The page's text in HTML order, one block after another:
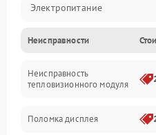
Электропитание
Измерения
Матрица
Неисправности
Неисправность
тепловизионного модуля
Поломка дисплея